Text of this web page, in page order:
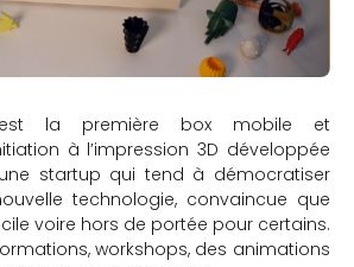
est la première box mobile et
à l’impression 3D développée
startup qui tend à démocratiser
technologie, convaincue que
voire hors de portée pour certains.
workshops, des animations